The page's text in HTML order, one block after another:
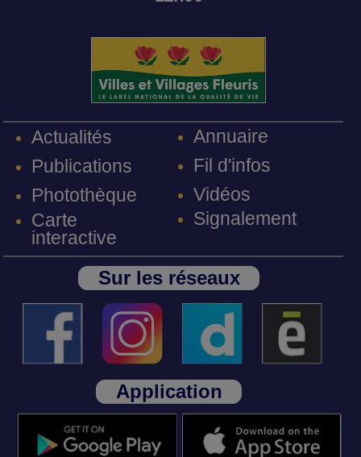
Actualités
Publications
Photothèque
Carte
interactive
Annuaire
Fil d'infos
Vidéos
Signalement
Sur les réseaux
Application